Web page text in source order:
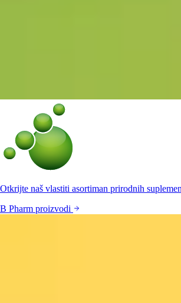
Otkrijte naš vlastiti asortiman prirodnih
B Pharm proizvodi